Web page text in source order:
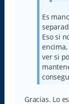
Es
Eso si
ver si
Gracias. Lo